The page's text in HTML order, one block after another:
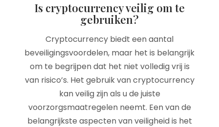
Is cryptocurrency veilig om te
gebruiken?
Cryptocurrency biedt een aantal
beveiligingsvoordelen, maar het is belangrijk
om te begrijpen dat het niet volledig vrij is
van risico’s. Het gebruik van cryptocurrency
kan veilig zijn als u de juiste
voorzorgsmaatregelen neemt. Een van de
belangrijkste aspecten van veiligheid is het